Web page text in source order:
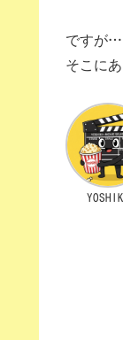
ですが…
そこにあ